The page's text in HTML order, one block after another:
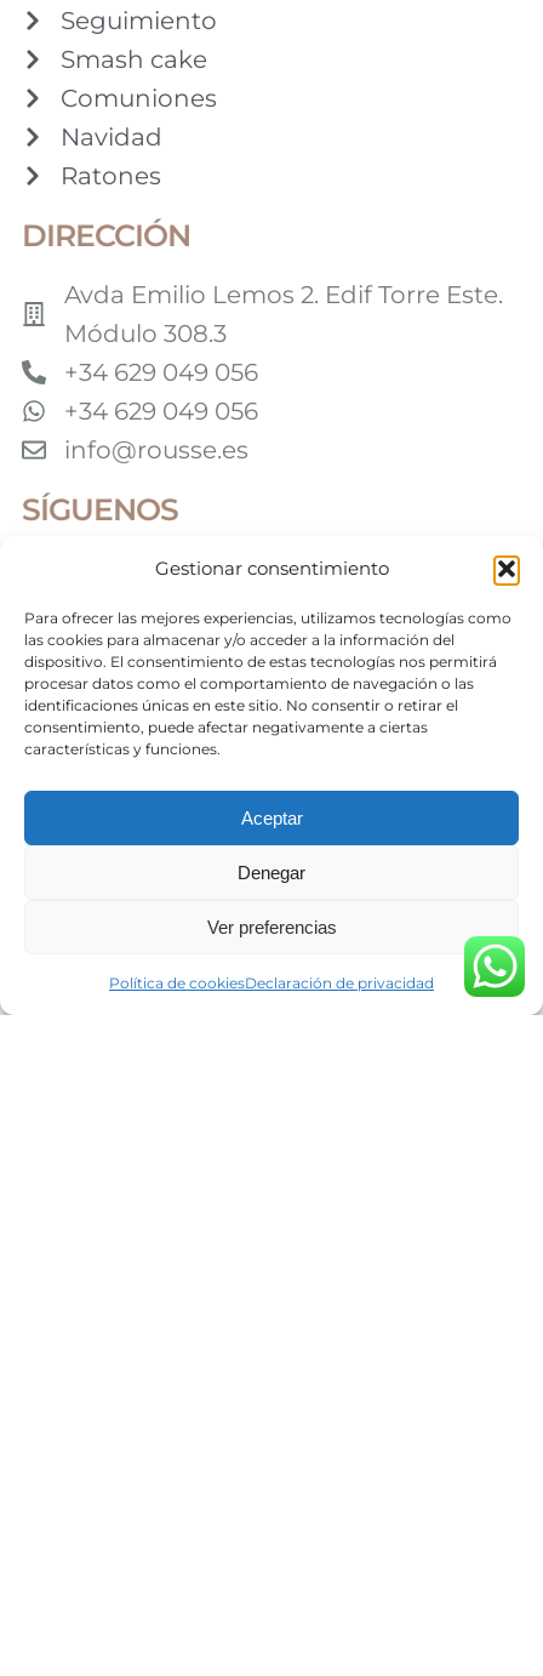
Gestionar consentimiento
Para ofrecer las mejores experiencias, utilizamos tecnologías como
las cookies para almacenar y/o acceder a la información del
dispositivo. El consentimiento de estas tecnologías nos permitirá
procesar datos como el comportamiento de navegación o las
identificaciones únicas en este sitio. No consentir o retirar el
consentimiento, puede afectar negativamente a ciertas
características y funciones.
Aceptar
Denegar
Ver preferencias
Política de cookiesDeclaración de privacidad
Seguimiento
Smash cake
Comuniones
Navidad
Ratones
DIRECCIÓN
Avda Emilio Lemos 2. Edif Torre Este.
Módulo 308.3
+34 629 049 056
+34 629 049 056
info@rousse.es
SÍGUENOS
©2026 Roussé Fotografía. Todos los derechos
reservados